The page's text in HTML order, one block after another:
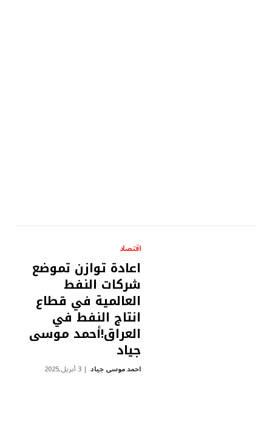
اقتصاد
اعادة توازن تموضع
شركات النفط
العالمية في قطاع
انتاج النفط في
العراق!أحمد موسى
جياد
احمد موسى جياد 3 أبريل,2025